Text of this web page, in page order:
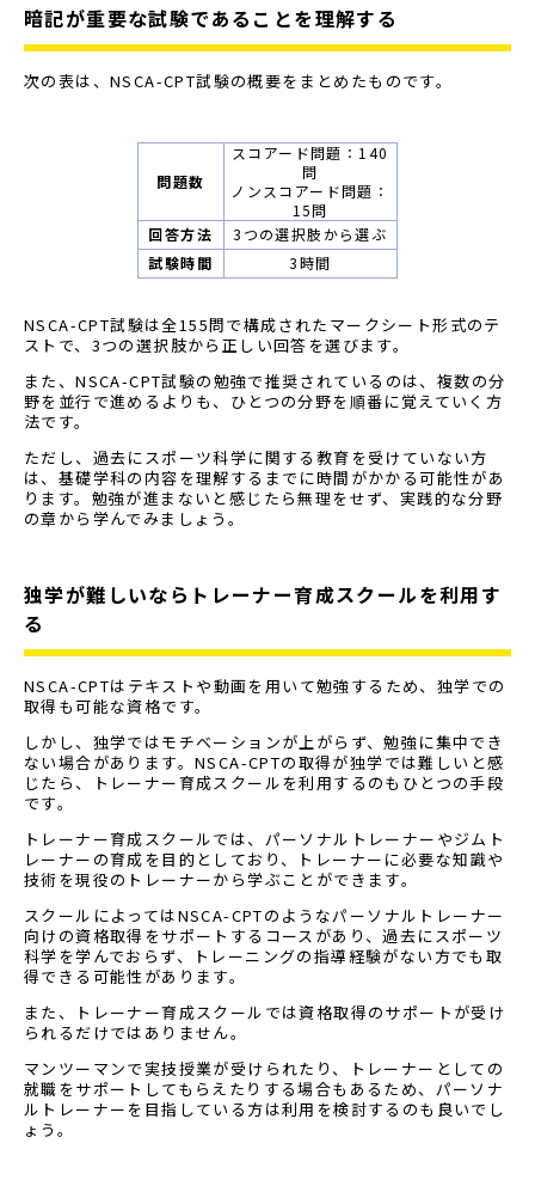
暗記が重要な試験であることを理解する
次の表は、NSCA-CPT試験の概要をまとめたものです。
問題数
スコアード問題：140
問
ノンスコアード問題：
15問
回答方法
3つの選択肢から選ぶ
試験時間
3時間
NSCA-CPT試験は全155問で構成されたマークシート形式のテ
ストで、3つの選択肢から正しい回答を選びます。
また、NSCA-CPT試験の勉強で推奨されているのは、複数の分
野を並行で進めるよりも、ひとつの分野を順番に覚えていく方
法です。
ただし、過去にスポーツ科学に関する教育を受けていない方
は、基礎学科の内容を理解するまでに時間がかかる可能性があ
ります。勉強が進まないと感じたら無理をせず、実践的な分野
の章から学んでみましょう。
独学が難しいならトレーナー育成スクールを利用す
る
NSCA-CPTはテキストや動画を用いて勉強するため、独学での
取得も可能な資格です。
しかし、独学ではモチベーションが上がらず、勉強に集中でき
ない場合があります。NSCA-CPTの取得が独学では難しいと感
じたら、トレーナー育成スクールを利用するのもひとつの手段
です。
トレーナー育成スクールでは、パーソナルトレーナーやジムト
レーナーの育成を目的としており、トレーナーに必要な知識や
技術を現役のトレーナーから学ぶことができます。
スクールによってはNSCA-CPTのようなパーソナルトレーナー
向けの資格取得をサポートするコースがあり、過去にスポーツ
科学を学んでおらず、トレーニングの指導経験がない方でも取
得できる可能性があります。
また、トレーナー育成スクールでは資格取得のサポートが受け
られるだけではありません。
マンツーマンで実技授業が受けられたり、トレーナーとしての
就職をサポートしてもらえたりする場合もあるため、パーソナ
ルトレーナーを目指している方は利用を検討するのも良いでし
ょう。